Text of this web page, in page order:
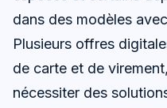
dans des modèles
Plusieurs offres
de carte et de
nécessiter des